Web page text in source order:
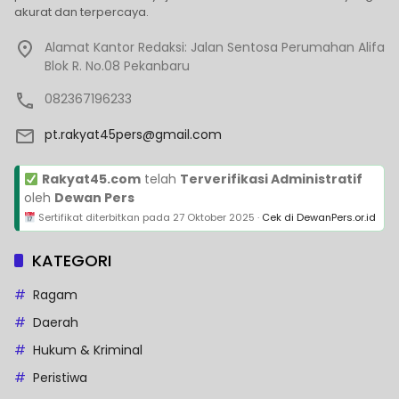
akurat dan terpercaya.
Alamat Kantor Redaksi: Jalan Sentosa Perumahan Alifa
Blok R. No.08 Pekanbaru
082367196233
pt.rakyat45pers@gmail.com
Rakyat45.comtelah Terverifikasi Administratif
oleh Dewan Pers
Sertifikat diterbitkan pada 27 Oktober 2025 · Cek di DewanPers.or.id
KATEGORI
Ragam
Daerah
Hukum & Kriminal
Peristiwa